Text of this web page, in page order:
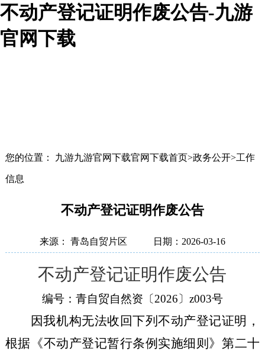
不动产登记证明作废公告-九游
官网下载
您的位置： 九游九游官网下载官网下载首页>政务公开>工作
信息
不动产登记证明作废公告
来源： 青岛自贸片区 日期：2026-03-16
不动产登记证明作废公告
编号：青自贸自然资〔 2026 〕 z003号
因我机构无法收回下列不动产登记证明，
根据《不动产登记暂行条例实施细则》第二十